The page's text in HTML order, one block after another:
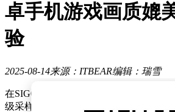
卓手机游戏画质媲
验
2025-08-14来源：ITBEAR编辑：瑞雪
在SIGGRAPH 2025大会上，Arm公司
级采样（NSS）的技术，这项技术有望